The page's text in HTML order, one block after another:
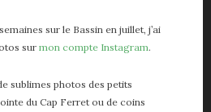
sur le Bassin en juillet, j’ai
sur mon compte Instagram.
sublimes photos des petits
du Cap Ferret ou de coins